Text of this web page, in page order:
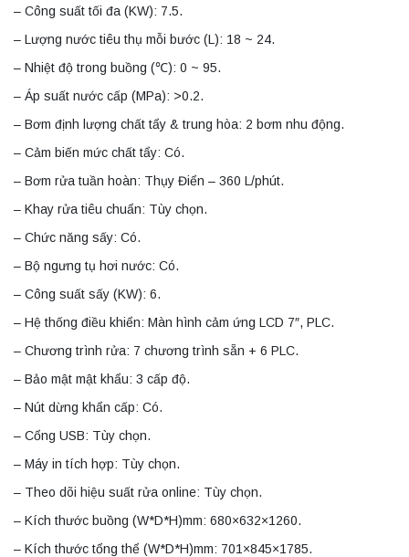
– Công suất tối đa (KW): 7.5.
– Lượng nước tiêu thụ mỗi bước (L): 18 ~ 24.
– Nhiệt độ trong buồng (℃): 0 ~ 95.
– Áp suất nước cấp (MPa): >0.2.
– Bơm định lượng chất tẩy & trung hòa: 2 bơm nhu động.
– Cảm biến mức chất tẩy: Có.
– Bơm rửa tuần hoàn: Thụy Điển – 360 L/phút.
– Khay rửa tiêu chuẩn: Tùy chọn.
– Chức năng sấy: Có.
– Bộ ngưng tụ hơi nước: Có.
– Công suất sấy (KW): 6.
– Hệ thống điều khiển: Màn hình cảm ứng LCD 7″, PLC.
– Chương trình rửa: 7 chương trình sẵn + 6 PLC.
– Bảo mật mật khẩu: 3 cấp độ.
– Nút dừng khẩn cấp: Có.
– Cổng USB: Tùy chọn.
– Máy in tích hợp: Tùy chọn.
– Theo dõi hiệu suất rửa online: Tùy chọn.
– Kích thước buồng (W*D*H)mm: 680×632×1260.
– Kích thước tổng thể (W*D*H)mm: 701×845×1785.